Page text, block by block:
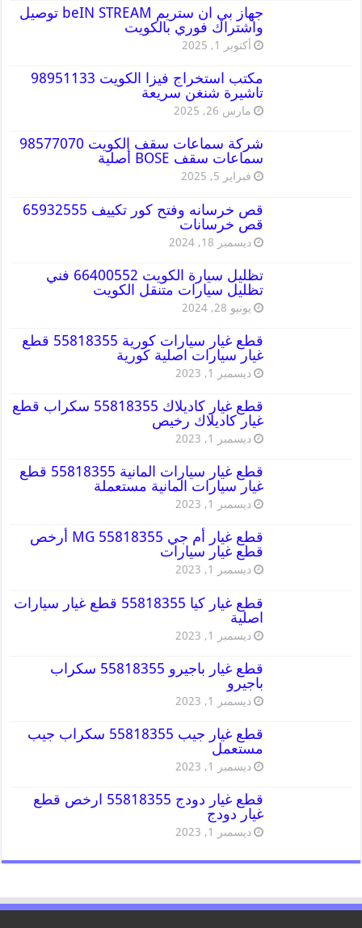
جهاز بي ان ستريم beIN STREAM توصيل
واشتراك فوري بالكويت
أكتوبر 1, 2025
مكتب استخراج فيزا الكويت 98951133
تاشيرة شنغن سريعة
مارس 26, 2025
شركة سماعات سقف الكويت 98577070
سماعات سقف BOSE أصلية
فبراير 5, 2025
قص خرسانه وفتح كور تكييف 65932555
قص خرسانات
ديسمبر 18, 2024
تظليل سيارة الكويت 66400552 فني
تظليل سيارات متنقل الكويت
يونيو 28, 2024
قطع غيار سيارات كورية 55818355 قطع
غيار سيارات اصلية كورية
ديسمبر 1, 2023
قطع غيار كاديلاك 55818355 سكراب قطع
غيار كاديلاك رخيص
ديسمبر 1, 2023
قطع غيار سيارات المانية 55818355 قطع
غيار سيارات المانية مستعملة
ديسمبر 1, 2023
قطع غيار أم جي MG 55818355 أرخص
قطع غيار سيارات
ديسمبر 1, 2023
قطع غيار كيا 55818355 قطع غيار سيارات
اصلية
ديسمبر 1, 2023
قطع غيار باجيرو 55818355 سكراب
باجيرو
ديسمبر 1, 2023
قطع غيار جيب 55818355 سكراب جيب
مستعمل
ديسمبر 1, 2023
قطع غيار دودج 55818355 ارخص قطع
غيار دودج
ديسمبر 1, 2023